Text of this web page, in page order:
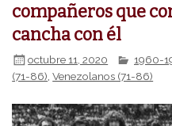
compañeros que
cancha con él
octubre 11, 2020 1960-
(71-86),Venezolanos (71-86)